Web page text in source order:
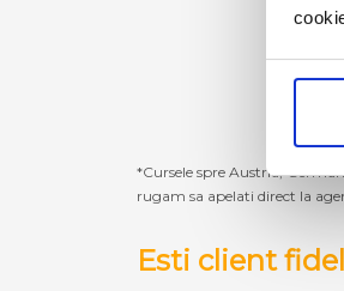
*Cursele spre Austria,
rugam sa apelati direct la
Esti client